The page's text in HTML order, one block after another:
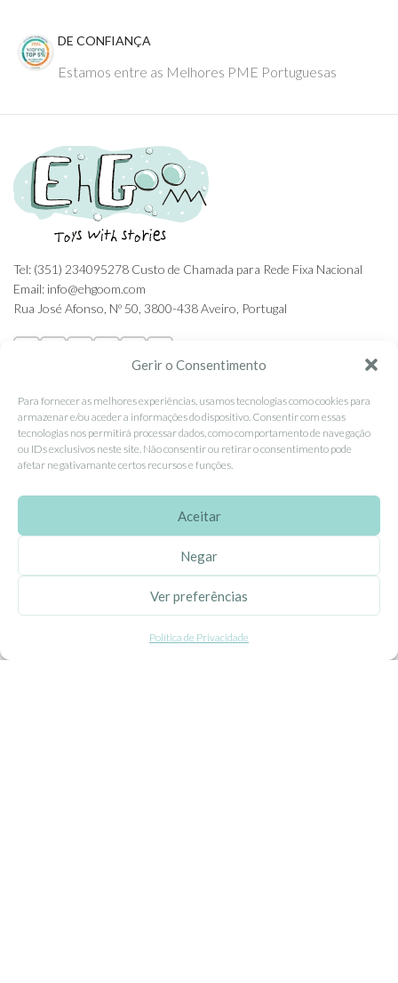
Gerir o Consentimento
Para fornecer as melhores experiências, usamos tecnologias como cookies para
armazenar e/ou aceder a informações do dispositivo. Consentir com essas
tecnologias nos permitirá processar dados, como comportamento de navegação
ou IDs exclusivos neste site. Não consentir ou retirar o consentimento pode
afetar negativamante certos recursos e funções.
Aceitar
Negar
Ver preferências
Política de Privacidade
DE CONFIANÇA
Estamos entre as Melhores PME Portuguesas
Tel: (351) 234095278 Custo de Chamada para Rede Fixa Nacional
Email: info@ehgoom.com
Rua José Afonso, Nº 50, 3800-438 Aveiro, Portugal
SOBRE A EHGOOM
Sobre Nós
Propriedade Intelectual
Colaboração com Bloggers
Listas de Aniversário e Babyshower
CONDIÇÕES GERAIS
Politica de Privacidade